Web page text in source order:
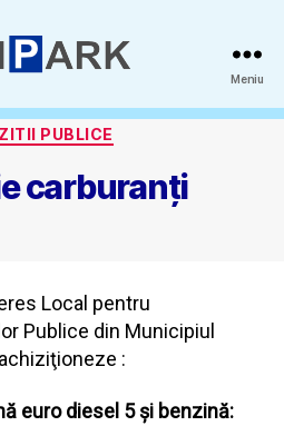
-
SPAPP
Meniu
Categorii
PUBLICE
carburanți
Local pentru
Publice din Municipiul
:
euro diesel 5 și benzină: